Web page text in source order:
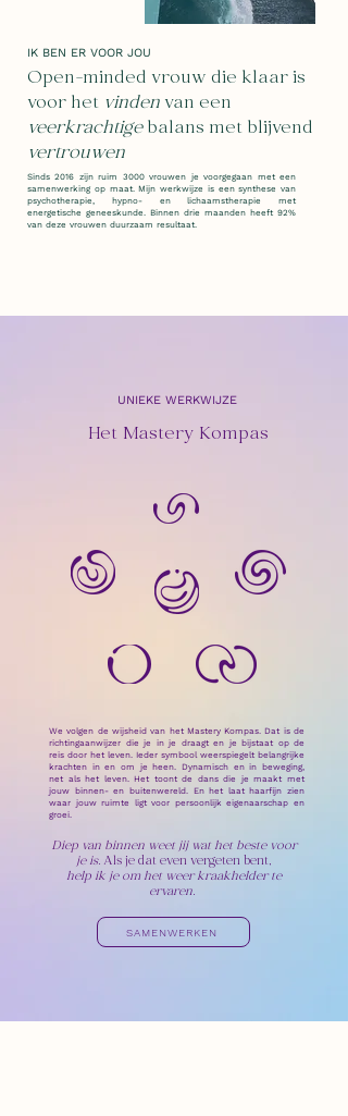
IK BEN ER VOOR JOU
Open-minded vrouw die klaar is
voor het vindenvan een
veerkrachtigebalans met blijvend
vertrouwen
Sinds 2016 zijn ruim 3000 vrouwen je voorgegaan met een
samenwerking op maat. Mijn werkwijze is een synthese van
psychotherapie, hypno- en lichaamstherapie met
energetische geneeskunde. Binnen drie maanden heeft 92%
van deze vrouwen duurzaam resultaat.
UNIEKE WERKWIJZE
Het Mastery Kompas
We volgen de wijsheid van het Mastery Kompas. Dat is de
richtingaanwijzer die je in je draagt en je bijstaat op de
reis door het leven. Ieder symbool weerspiegelt belangrijke
krachten in en om je heen. Dynamisch en in beweging,
net als het leven. Het toont de dans die je maakt met
jouw binnen- en buitenwereld. En het laat haarfijn zien
waar jouw ruimte ligt voor persoonlijk eigenaarschap en
groei.
Diep van binnen weet jij wat het beste voor
je is.Als je dat even vergeten bent,
help ik je om het weer kraakhelder te
ervaren.
SAMENWERKEN